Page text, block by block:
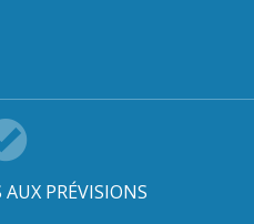
PRÉVISIONS